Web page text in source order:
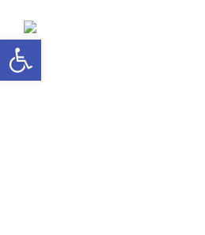
Abrir barra de herramientas